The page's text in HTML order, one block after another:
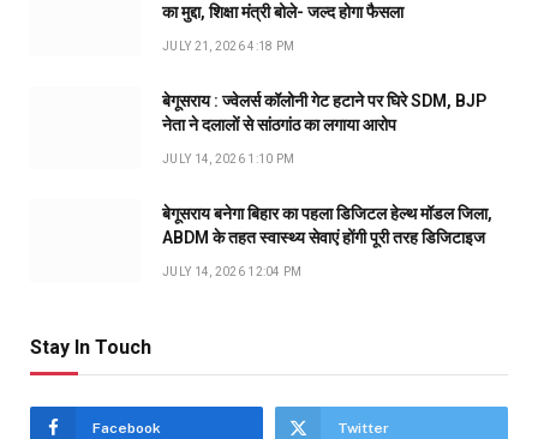
का मुद्दा, शिक्षा मंत्री बोले- जल्द होगा फैसला
JULY 21, 2026 4:18 PM
बेगूसराय : ज्वेलर्स कॉलोनी गेट हटाने पर घिरे SDM, BJP
नेता ने दलालों से सांठगांठ का लगाया आरोप
JULY 14, 2026 1:10 PM
बेगूसराय बनेगा बिहार का पहला डिजिटल हेल्थ मॉडल जिला,
ABDM के तहत स्वास्थ्य सेवाएं होंगी पूरी तरह डिजिटाइज
JULY 14, 2026 12:04 PM
Stay In Touch
Facebook Twitter